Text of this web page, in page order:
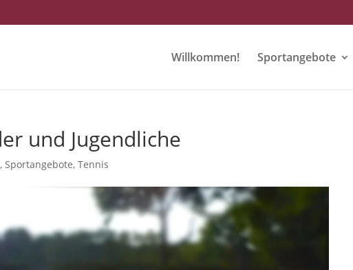
Willkommen! Sportangebote
und Jugendliche
,Sportangebote,Tennis